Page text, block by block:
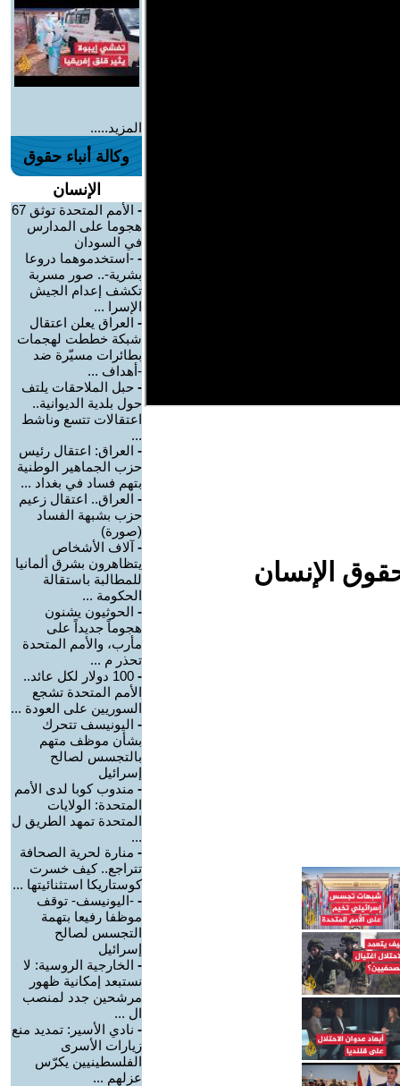
الإنسان
المزيد.....
وكالة أنباء حقوق
الإنسان
-
الأمم المتحدة توثق 67
هجوما على المدارس
في السودان
- -استخدموهما دروعا
بشرية-.. صور مسربة
تكشف إعدام الجيش
الإسرا ...
- العراق يعلن اعتقال
شبكة خططت لهجمات
بطائرات مسيّرة ضد
-أهداف ...
- حبل الملاحقات يلتف
حول بلدية الديوانية..
اعتقالات تتسع وناشط
...
- العراق: اعتقال رئيس
حزب الجماهير الوطنية
بتهم فساد في بغداد ...
- العراق.. اعتقال زعيم
حزب بشبهة الفساد
(صورة)
- آلاف الأشخاص
يتظاهرون بشرق ألمانيا
للمطالبة باستقالة
الحكومة ...
- الحوثيون يشنون
هجوماً جديداً على
مأرب، والأمم المتحدة
تحذر م ...
-
100 دولار لكل عائد..
الأمم المتحدة تشجع
السوريين على العودة ...
- اليونيسف تتحرك
بشأن موظف متهم
بالتجسس لصالح
إسرائيل
- مندوب كوبا لدى الأمم
المتحدة: الولايات
المتحدة تمهد الطريق ل
...
- منارة لحرية الصحافة
تتراجع.. كيف خسرت
كوستاريكا استثنائيتها ...
- -اليونيسف- توقف
موظفا رفيعا بتهمة
التجسس لصالح
إسرائيل
- الخارجية الروسية: لا
نستبعد إمكانية ظهور
مرشحين جدد لمنصب
ال ...
- نادي الأسير: تمديد منع
زيارات الأسرى
الفلسطينيين يكرّس
عزلهم ...